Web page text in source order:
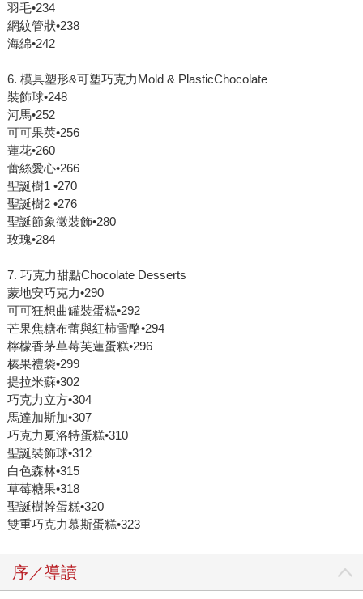
羽毛•234
網紋管狀•238
海綿•242
6. 模具塑形&可塑巧克力Mold & PlasticChocolate
裝飾球•248
河馬•252
可可果莢•256
蓮花•260
蕾絲愛心•266
聖誕樹1 •270
聖誕樹2 •276
聖誕節象徵裝飾•280
玫瑰•284
7. 巧克力甜點Chocolate Desserts
蒙地安巧克力•290
可可狂想曲罐裝蛋糕•292
芒果焦糖布蕾與紅柿雪酪•294
檸檬香茅草莓芙蓮蛋糕•296
榛果禮袋•299
提拉米蘇•302
巧克力立方•304
馬達加斯加•307
巧克力夏洛特蛋糕•310
聖誕裝飾球•312
白色森林•315
草莓糖果•318
聖誕樹幹蛋糕•320
雙重巧克力慕斯蛋糕•323
序／導讀